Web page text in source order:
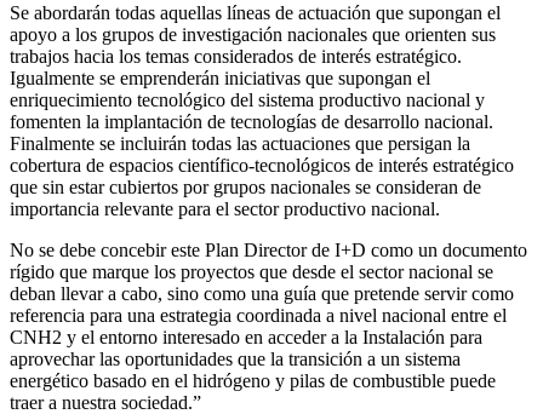
Se abordarán todas aquellas líneas de actuación que supongan el
apoyo a los grupos de investigación nacionales que orienten sus
trabajos hacia los temas considerados de interés estratégico.
Igualmente se emprenderán iniciativas que supongan el
enriquecimiento tecnológico del sistema productivo nacional y
fomenten la implantación de tecnologías de desarrollo nacional.
Finalmente se incluirán todas las actuaciones que persigan la
cobertura de espacios científico-tecnológicos de interés estratégico
que sin estar cubiertos por grupos nacionales se consideran de
importancia relevante para el sector productivo nacional.
No se debe concebir este Plan Director de I+D como un documento
rígido que marque los proyectos que desde el sector nacional se
deban llevar a cabo, sino como una guía que pretende servir como
referencia para una estrategia coordinada a nivel nacional entre el
CNH2 y el entorno interesado en acceder a la Instalación para
aprovechar las oportunidades que la transición a un sistema
energético basado en el hidrógeno y pilas de combustible puede
traer a nuestra sociedad.”